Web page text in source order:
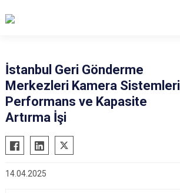
İstanbul Geri Gönderme
Merkezleri Kamera Sistemleri
Performans ve Kapasite
Artırma İşi
14.04.2025